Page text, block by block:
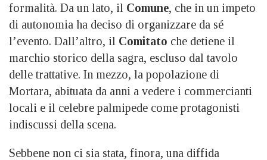
formalità. Da un lato, il Comune, che in un impeto
di autonomia ha deciso di organizzare da sé
l’evento. Dall’altro, il Comitato che detiene il
marchio storico della sagra, escluso dal tavolo
delle trattative. In mezzo, la popolazione di
Mortara, abituata da anni a vedere i commercianti
locali e il celebre palmipede come protagonisti
indiscussi della scena.
Sebbene non ci sia stata, finora, una diffida